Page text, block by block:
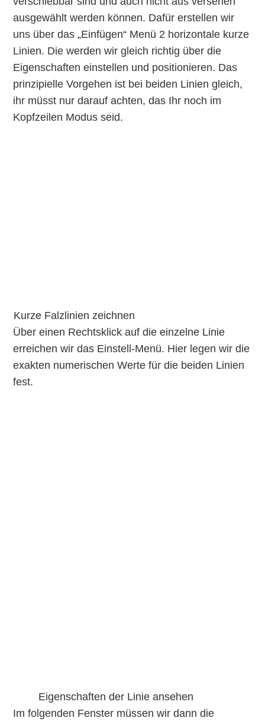
ausgewählt werden können. Dafür erstellen wir
uns über das „Einfügen“ Menü 2 horizontale kurze
Linien. Die werden wir gleich richtig über die
Eigenschaften einstellen und positionieren. Das
prinzipielle Vorgehen ist bei beiden Linien gleich,
ihr müsst nur darauf achten, das Ihr noch im
Kopfzeilen Modus seid.
Kurze Falzlinien zeichnen
Über einen Rechtsklick auf die einzelne Linie
erreichen wir das Einstell-Menü. Hier legen wir die
exakten numerischen Werte für die beiden Linien
fest.
Eigenschaften der Linie ansehen
Im folgenden Fenster müssen wir dann die